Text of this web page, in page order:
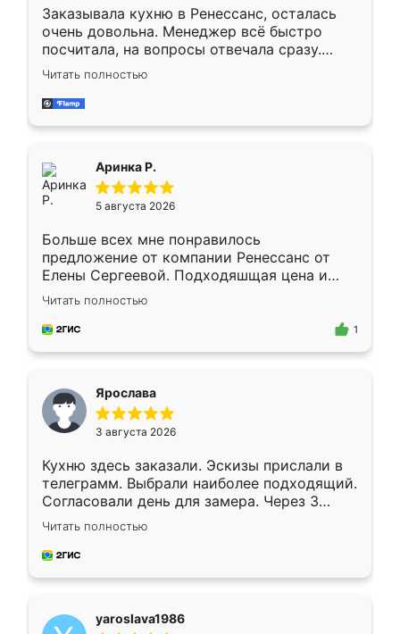
Заказывала кухню в Ренессанс, осталась
очень довольна. Менеджер всё быстро
посчитала, на вопросы отвечала сразу.
Замерщик приехал в субботу, подошёл к
делу со всей ответственностью. Собрали
за день, ребята работали аккуратно, даже
Читать полностью
Аринка Р.
5 августа 2026
Больше всех мне понравилось
предложение от компании Ренессанс от
Елены Сергеевой. Подходяшщая цена и
короткие сроки изготовления. Приехавший
для замера сотрудник Владислав
предложил по моему эскизу самый
Читать полностью
1
Ярослава
3 августа 2026
Кухню здесь заказали. Эскизы прислали в
телеграмм. Выбрали наиболее подходящий.
Согласовали день для замера. Через 3
недели кухня была уже готова. Остались
довольны работой. Спасибо Ренессанс
мебель за качественную работу!
Читать полностью
yaroslava1986